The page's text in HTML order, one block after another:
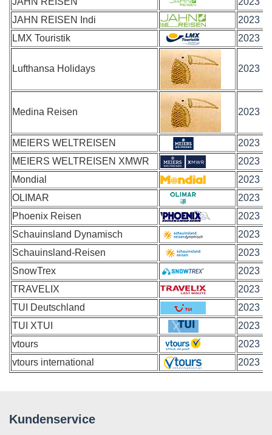
JAHN REISEN Indi
2023
LMX Touristik
2023
Lufthansa Holidays 2023
Medina Reisen 2023
MEIERS WELTREISEN
2023
MEIERS WELTREISEN XMWR
2023
Mondial
2023
OLIMAR
2023
Phoenix Reisen
2023
Schauinsland Dynamisch
2023
Schauinsland-Reisen
2023
SnowTrex
2023
TRAVELIX
2023
TUI Deutschland
2023
TUI XTUI
2023
vtours
2023
vtours international
2023
Kundenservice